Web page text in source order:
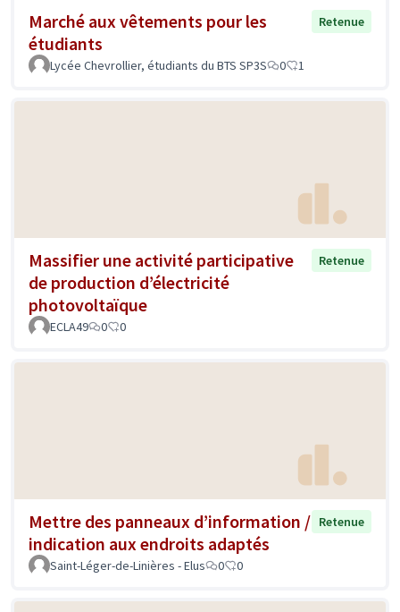
Marché aux vêtements pour les
étudiants
Retenue
Lycée Chevrollier, étudiants du BTS SP3S 0 1
Massifier une activité participative
de production d’électricité
photovoltaïque
Retenue
ECLA49 0 0
Mettre des panneaux d’information /
indication aux endroits adaptés
Retenue
Saint-Léger-de-Linières - Elus 0 0